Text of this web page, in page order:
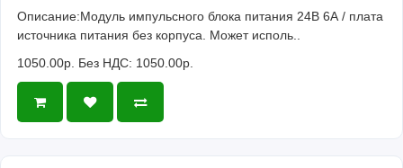
Описание:Модуль импульсного блока питания 24В 6А / плата
источника питания без корпуса. Может исполь..
1050.00р. Без НДС: 1050.00р.